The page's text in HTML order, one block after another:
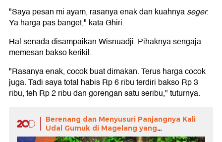
"Saya pesan mi ayam, rasanya enak dan kuahnyaseger.
Ya harga pas banget," kata Ghiri.
Hal senada disampaikan Wisnuadji. Pihaknya sengaja
memesan bakso kerikil.
"Rasanya enak, cocok buat dimakan. Terus harga cocok
juga. Tadi saya total habis Rp 6 ribu terdiri bakso Rp 3
ribu, teh Rp 2 ribu dan gorengan satu seribu," tuturnya.
Berenang dan Menyusuri Panjangnya Kali
Udal Gumuk di Magelang yang
Menakjubkan